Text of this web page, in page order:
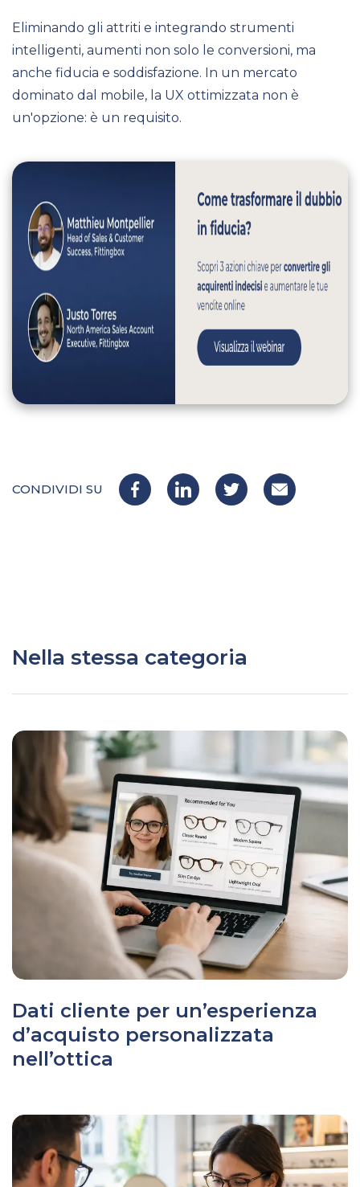
Eliminando gli attriti e integrando strumenti
intelligenti, aumenti non solo le conversioni, ma
anche fiducia e soddisfazione. In un mercato
dominato dal mobile, la UX ottimizzata non è
un'opzione: è un requisito.
CONDIVIDI SU
Nella stessa categoria
Dati cliente per un’esperienza
d’acquisto personalizzata
nell’ottica